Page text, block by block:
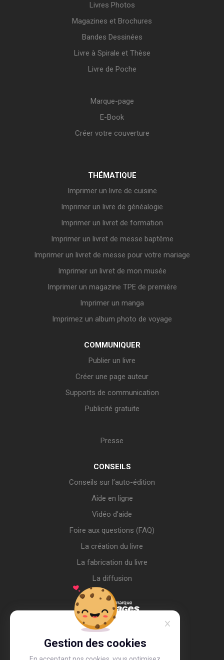
Gestion des cookies
Livres Photos
Magazines et Brochures
Bandes Dessinées
Livre à Spirale et Thèse
Livre de Poche
Marque-page
E-Book
Créer votre couverture
THÉMATIQUE
Imprimer un livre de cuisine
Imprimer un livre de généalogie
Imprimer un livret de formation
Imprimer un livret de messe baptême
Imprimer un livret de messe pour votre mariage
Imprimer un livret de mon musée
Imprimer un magazine TPE de première
Imprimer un manga
Imprimez un album photo de voyage
COMMUNIQUER
Publier un livre
Créer une page auteur
Supports de communication
Publicité gratuite
Presse
CONSEILS
Conseils sur l’auto-édition
Aide en ligne
Vidéo d’aide
Foire aux questions (FAQ)
La création du livre
La fabrication du livre
La diffusion